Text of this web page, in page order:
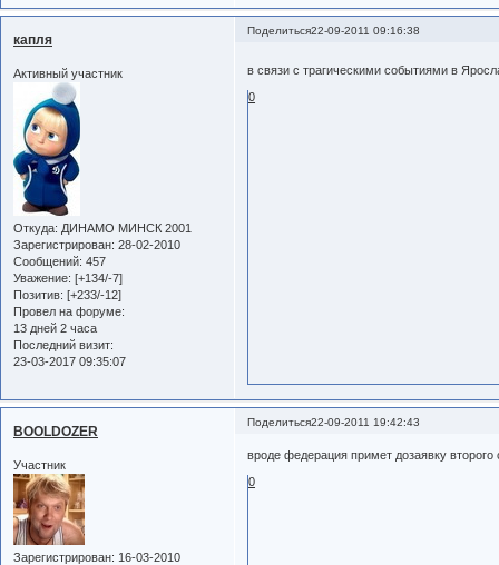
Поделиться22-09-2011 09:16:38
капля
Активный участник
Откуда: ДИНАМО МИНСК 2001
Зарегистрирован: 28-02-2010
Сообщений: 457
Уважение: [+134/-7]
Позитив: [+233/-12]
Провел на форуме:
13 дней 2 часа
Последний визит:
23-03-2017 09:35:07
в связи с трагическими событиями в
0
Поделиться22-09-2011 19:42:43
BOOLDOZER
Участник
Зарегистрирован: 16-03-2010
вроде федерация примет дозаявку
0